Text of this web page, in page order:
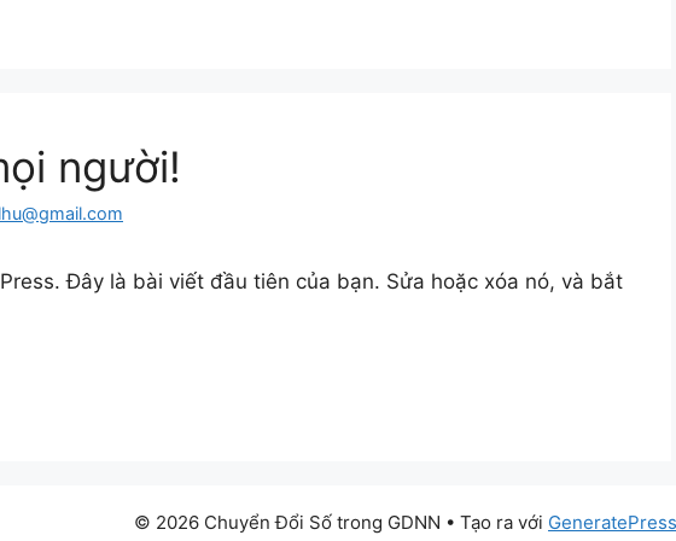
người!
Đây là bài viết đầu tiên của bạn. Sửa hoặc xóa nó, và bắt
© 2026 Chuyển Đổi Số trong GDNN • Tạo ra với GeneratePress